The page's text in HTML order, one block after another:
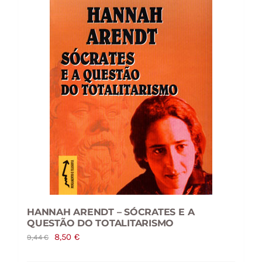
HANNAH ARENDT – SÓCRATES E A
QUESTÃO DO TOTALITARISMO
9,44€
O
8,50 €O